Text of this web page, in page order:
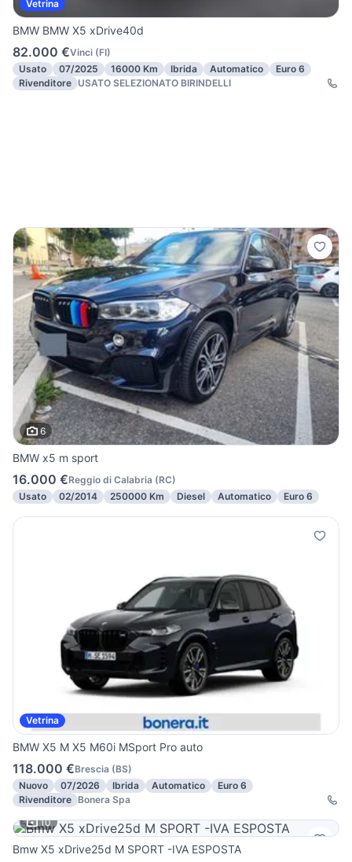
Vetrina
BMW BMW X5 xDrive40d
82.000 €Vinci (FI)
Usato
07/2025 16000 Km Ibrida Automatico
Euro 6
Rivenditore USATO SELEZIONATO BIRINDELLI
6
BMW x5 m sport
16.000 €Reggio di Calabria (RC)
Usato
02/2014 250000 Km Diesel Automatico Euro 6
Vetrina
BMW X5 M X5 M60i MSport Pro auto
118.000 €Brescia (BS)
Nuovo
07/2026 Ibrida Automatico
Euro 6
Rivenditore Bonera Spa
10
Bmw X5 xDrive25d M SPORT -IVA ESPOSTA